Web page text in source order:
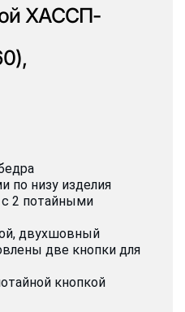
ХАССП-
по низу изделия
с 2 потайными
двухшовный
две кнопки для
кнопкой